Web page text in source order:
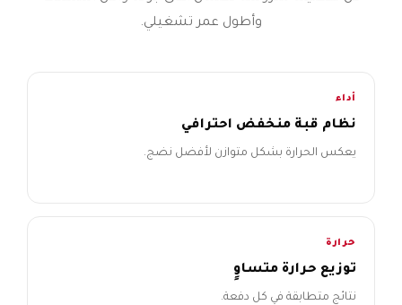
وأطول عمر تشغيلي.
أداء
نظام قبة منخفض احترافي
يعكس الحرارة بشكل متوازن لأفضل نضج.
حرارة
توزيع حرارة متساوٍ
نتائج متطابقة في كل دفعة.